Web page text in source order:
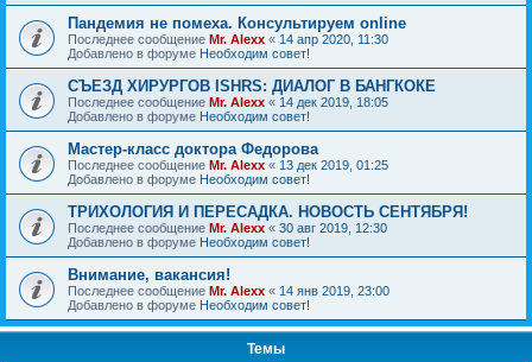
Пандемия не помеха. Консультируем online
Последнее сообщение Mr. Alexx « 14 апр 2020, 11:30
Добавлено в форуме Необходим совет!
СЪЕЗД ХИРУРГОВ ISHRS: ДИАЛОГ В БАНГКОКЕ
Последнее сообщение Mr. Alexx « 14 дек 2019, 18:05
Добавлено в форуме Необходим совет!
Мастер-класс доктора Федорова
Последнее сообщение Mr. Alexx « 13 дек 2019, 01:25
Добавлено в форуме Необходим совет!
ТРИХОЛОГИЯ И ПЕРЕСАДКА. НОВОСТЬ СЕНТЯБРЯ!
Последнее сообщение Mr. Alexx « 30 авг 2019, 12:30
Добавлено в форуме Необходим совет!
Внимание, вакансия!
Последнее сообщение Mr. Alexx « 14 янв 2019, 23:00
Добавлено в форуме Необходим совет!
Темы